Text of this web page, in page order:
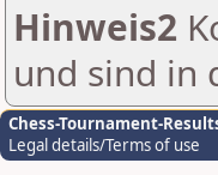
Hinweis2
und sind in
Chess-Tournament-
Legal details/Terms of use